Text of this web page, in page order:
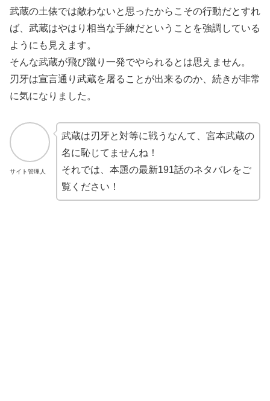
武蔵の土俵では敵わないと思ったからこその行動だとすれ
ば、武蔵はやはり相当な手練だということを強調している
ようにも見えます。
そんな武蔵が飛び蹴り一発でやられるとは思えません。
刃牙は宣言通り武蔵を屠ることが出来るのか、続きが非常
に気になりました。
サイト管理人
武蔵は刃牙と対等に戦うなんて、宮本武蔵の
名に恥じてませんね！
それでは、本題の最新191話のネタバレをご
覧ください！